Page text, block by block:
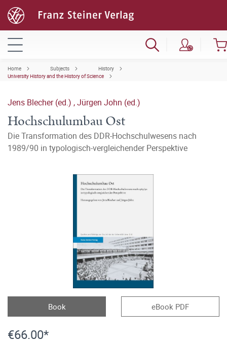
Home Subjects
History
University History and the History of Science
Jens Blecher (ed.) ,Jürgen John (ed.)
Hochschulumbau Ost
Die Transformation des DDR-Hochschulwesens nach
1989/90 in typologisch-vergleichender Perspektive
Book eBook PDF
€66.00*